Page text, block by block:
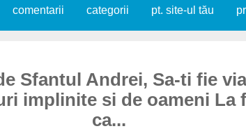
comentarii categorii pt. site-ul tău
Sfantul Andrei, Sa-ti fie
implinite si de oameni La
ca...